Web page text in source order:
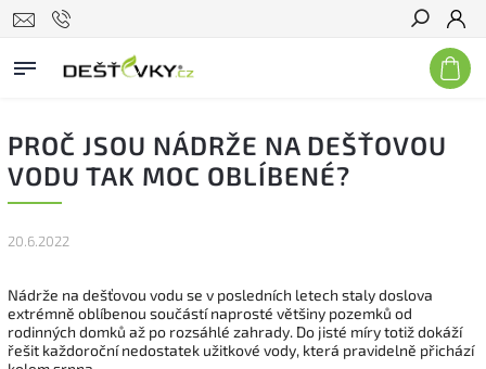
Hledat
PROČ JSOU NÁDRŽE NA DEŠŤOVOU
VODU TAK MOC OBLÍBENÉ?
20.6.2022
Nádrže na dešťovou vodu se v posledních letech staly doslova
extrémně oblíbenou součástí naprosté většiny pozemků od
rodinných domků až po rozsáhlé zahrady. Do jisté míry totiž dokáží
řešit každoroční nedostatek užitkové vody, která pravidelně přichází